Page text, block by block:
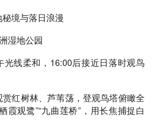
境与落日浪漫
湿地公园
光线柔和，16:00后接近日落时观鸟
红树林、芦苇荡，登观鸟塔俯瞰全
霞观鹭”“九曲莲桥”，用长焦捕捉白